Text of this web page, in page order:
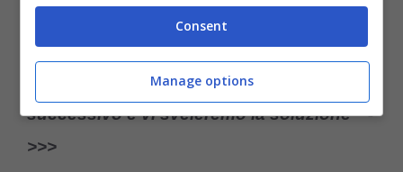
Ser non siete riusciti a localizzare il gufo
diverso nel tempo stabilito cliccate su
successivo e vi sveleremo la soluzione—-
>>>
Consent
Manage options